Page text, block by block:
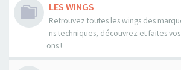
LES WINGS
Retrouvez toutes les wings des
ns techniques, découvrez et faites
ons !